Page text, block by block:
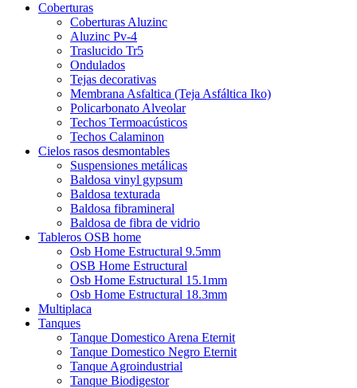
Coberturas
Coberturas Aluzinc
Aluzinc Pv-4
Traslucido Tr5
Ondulados
Tejas decorativas
Membrana Asfaltica (Teja Asfáltica Iko)
Policarbonato Alveolar
Techos Termoacústicos
Techos Calaminon
Cielos rasos desmontables
Suspensiones metálicas
Baldosa vinyl gypsum
Baldosa texturada
Baldosa fibramineral
Baldosa de fibra de vidrio
Tableros OSB home
Osb Home Estructural 9.5mm
OSB Home Estructural
Osb Home Estructural 15.1mm
Osb Home Estructural 18.3mm
Multiplaca
Tanques
Tanque Domestico Arena Eternit
Tanque Domestico Negro Eternit
Tanque Agroindustrial
Tanque Biodigestor